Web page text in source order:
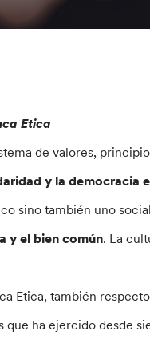
Etica
de valores,
y la democracia
sino también uno
y el bien común. La
Etica, también
que ha ejercido desde